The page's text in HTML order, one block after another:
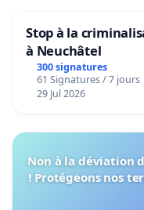
Stop à la
à Neuchâtel
300 signatures
61 Signatures / 7 jours
29 Jul 2026
Non à la déviation
! Protégeons nos